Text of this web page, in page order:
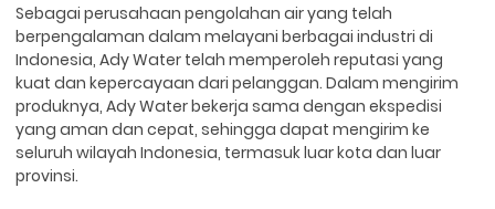
Sebagai perusahaan pengolahan air yang telah
berpengalaman dalam melayani berbagai industri di
Indonesia, Ady Water telah memperoleh reputasi yang
kuat dan kepercayaan dari pelanggan. Dalam mengirim
produknya, Ady Water bekerja sama dengan ekspedisi
yang aman dan cepat, sehingga dapat mengirim ke
seluruh wilayah Indonesia, termasuk luar kota dan luar
provinsi.